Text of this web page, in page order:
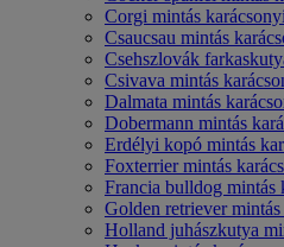
Corgi mintás
Csaucsau mintás
Csehszlovák
Csivava mintás
Dalmata mintás
Dobermann mintás
Erdélyi kopó mintás
Foxterrier mintás
Francia bulldog mintás
Golden retriever
Holland juhászkutya